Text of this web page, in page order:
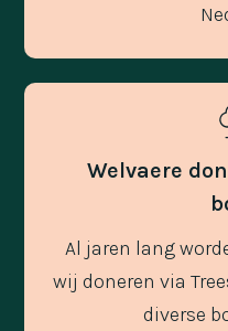
Welvaere
Al jaren lang
wij doneren via
diverse